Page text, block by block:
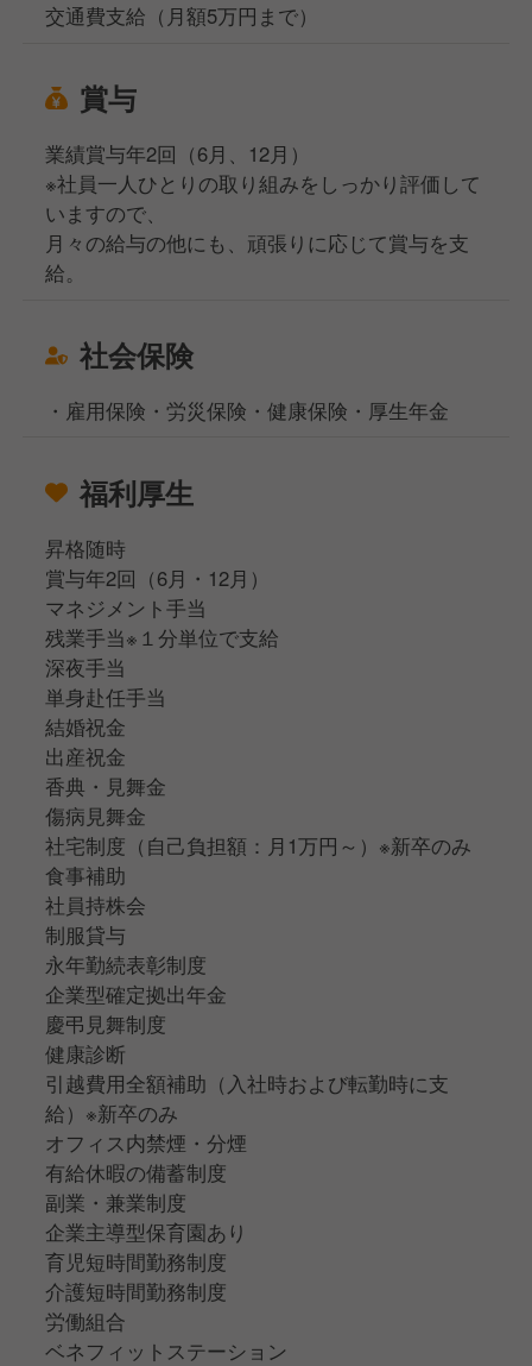
交通費支給（月額5万円まで）
賞与
業績賞与年2回（6月、12月）
※社員一人ひとりの取り組みをしっかり評価して
いますので、
月々の給与の他にも、頑張りに応じて賞与を支
給。
社会保険
・雇用保険・労災保険・健康保険・厚生年金
福利厚生
昇格随時
賞与年2回（6月・12月）
マネジメント手当
残業手当※１分単位で支給
深夜手当
単身赴任手当
結婚祝金
出産祝金
香典・見舞金
傷病見舞金
社宅制度（自己負担額：月1万円～）※新卒のみ
食事補助
社員持株会
制服貸与
永年勤続表彰制度
企業型確定拠出年金
慶弔見舞制度
健康診断
引越費用全額補助（入社時および転勤時に支
給）※新卒のみ
オフィス内禁煙・分煙
有給休暇の備蓄制度
副業・兼業制度
企業主導型保育園あり
育児短時間勤務制度
介護短時間勤務制度
労働組合
ベネフィットステーション